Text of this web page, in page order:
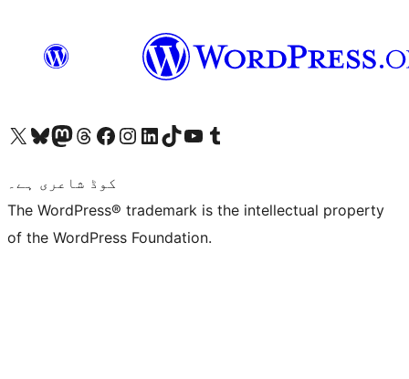
Visit our X (formerly Twitter) account
ہمارے بلیواسکائی اکاؤنٹ پر جائیں
Visit our Mastodon account
ہمارے ٹھریڈز اکاؤنٹ پر جائیں
Visit our Facebook page
Visit our Instagram account
Visit our LinkedIn account
ہمارے ٹک ٹاک اکاؤنٹ پر جائیں
Visit our YouTube channel
ہمارے ٹمبلر اکاؤنٹ پر جائیں
کوڈ شاعری ہے۔
The WordPress® trademark is the intellectual property
of the WordPress Foundation.